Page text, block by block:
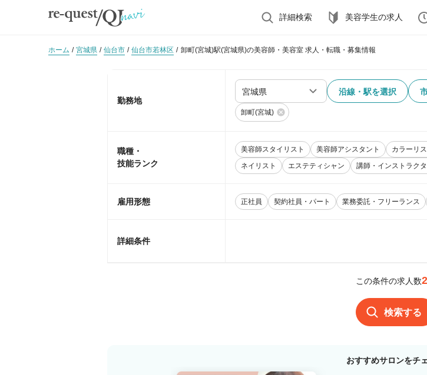
詳細検索 美容学生の求人
ホーム 宮城県 仙台市 仙台市若林区 卸町(宮城)駅(宮城県)の美容師・美容室 求人・転職・募集情報
勤務地
沿線・駅を選択
卸町(宮城)
職種・
技能ランク
美容師スタイリスト 美容師アシスタント カラーリス
ネイリスト
エステティシャン 講師・インストラク
雇用形態 正社員 契約社員・パート 業務委託・フリーランス
詳細条件
この条件の求人数2
検索する
おすすめサロンをチ